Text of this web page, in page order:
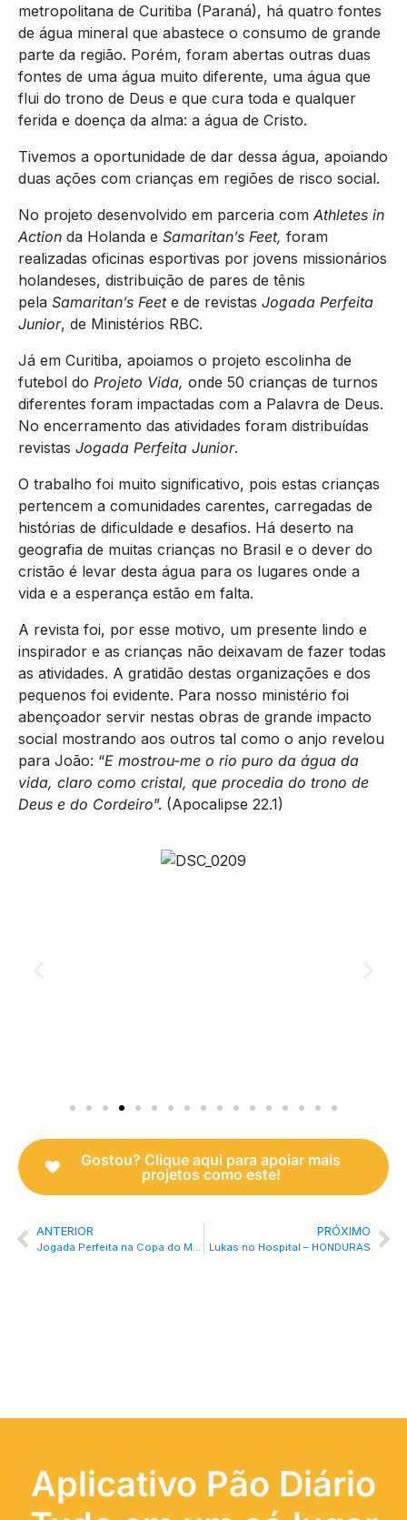
metropolitana de Curitiba (Paraná), há quatro fontes
de água mineral que abastece o consumo de grande
parte da região. Porém, foram abertas outras duas
fontes de uma água muito diferente, uma água que
flui do trono de Deus e que cura toda e qualquer
ferida e doença da alma: a água de Cristo.
Tivemos a oportunidade de dar dessa água, apoiando
duas ações com crianças em regiões de risco social.
No projeto desenvolvido em parceria com Athletes in
Action da Holanda e Samaritan’s Feet, foram
realizadas oficinas esportivas por jovens missionários
holandeses, distribuição de pares de tênis
pela Samaritan’s Feete de revistas Jogada Perfeita
Junior, de Ministérios RBC.
Já em Curitiba, apoiamos o projeto escolinha de
futebol do Projeto Vida, onde 50 crianças de turnos
diferentes foram impactadas com a Palavra de Deus.
No encerramento das atividades foram distribuídas
revistas Jogada Perfeita Junior.
O trabalho foi muito significativo, pois estas crianças
pertencem a comunidades carentes, carregadas de
histórias de dificuldade e desafios. Há deserto na
geografia de muitas crianças no Brasil e o dever do
cristão é levar desta água para os lugares onde a
vida e a esperança estão em falta.
A revista foi, por esse motivo, um presente lindo e
inspirador e as crianças não deixavam de fazer todas
as atividades. A gratidão destas organizações e dos
pequenos foi evidente. Para nosso ministério foi
abençoador servir nestas obras de grande impacto
social mostrando aos outros tal como o anjo revelou
para João: “E mostrou-me o rio puro da água da
vida, claro como cristal, que procedia do trono de
Deus e do Cordeiro”. (Apocalipse 22.1)
Gostou? Clique aqui para apoiar mais
projetos como este!
ANTERIOR
Jogada Perfeita na Copa do Mundo
PRÓXIMO
Lukas no Hospital – HONDURAS
Aplicativo Pão Diário